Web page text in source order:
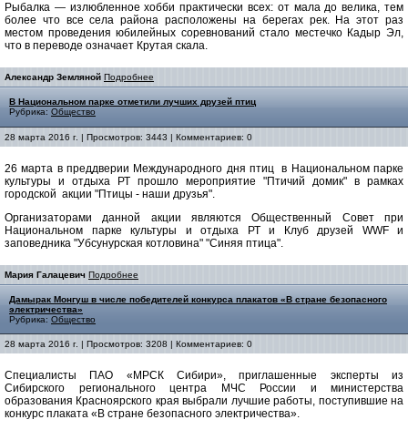
Рыбалка — излюбленное хобби практически всех: от мала до велика, тем
более что все села района расположены на берегах рек. На этот раз
местом проведения юбилейных соревнований стало местечко Кадыр Эл,
что в переводе означает Крутая скала.
Александр Земляной Подробнее
В Национальном парке отметили лучших друзей птиц
Рубрика: Общество
28 марта 2016 г. | Просмотров: 3443 | Комментариев: 0
26 марта в преддверии Международного дня птиц в Национальном парке
культуры и отдыха РТ прошло мероприятие "Птичий домик" в рамках
городской акции "Птицы - наши друзья".
Организаторами данной акции являются Общественный Совет при
Национальном парке культуры и отдыха РТ и Клуб друзей WWF и
заповедника "Убсунурская котловина" "Синяя птица".
Мария Галацевич Подробнее
Дамырак Монгуш в числе победителей конкурса плакатов «В стране безопасного
электричества»
Рубрика: Общество
28 марта 2016 г. | Просмотров: 3208 | Комментариев: 0
Специалисты ПАО «МРСК Сибири», приглашенные эксперты из
Сибирского регионального центра МЧС России и министерства
образования Красноярского края выбрали лучшие работы, поступившие на
конкурс плаката «В стране безопасного электричества».